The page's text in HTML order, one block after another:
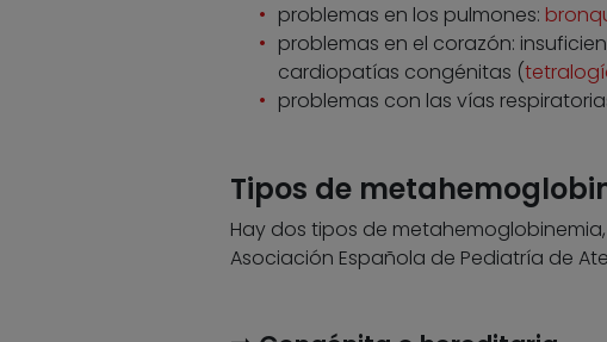
problemas en los pulmones:
problemas en el corazón:
cardiopatías congénitas (
problemas con las vías
Tipos de
Hay dos tipos de
Asociación Española de Pediatría de